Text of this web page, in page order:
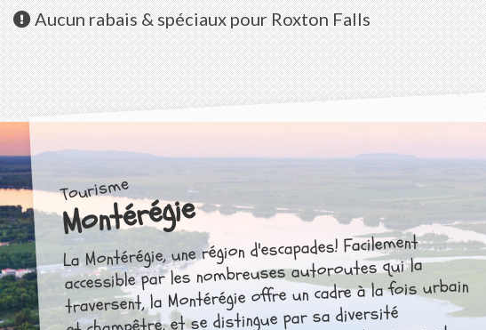
Aucunrabais & spéciaux pour Roxton Falls
Tourisme
Montérégie
La Montérégie, une région d'escapades! Facilement
accessible par les nombreuses autoroutes qui la
traversent, la Montérégie offre un cadre à la fois urbain
et champêtre, et se distingue par sa diversité